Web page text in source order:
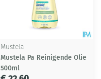
Mustela
Mustela Pa Reinigende Olie
500ml